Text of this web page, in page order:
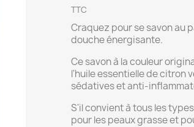
TTC
Craquez pour se savon au
douche énergisante.
Ce savon à la couleur
l'huile essentielle de citron
sédatives et anti-
S'il convient à tous les
pour les peaux grasse et